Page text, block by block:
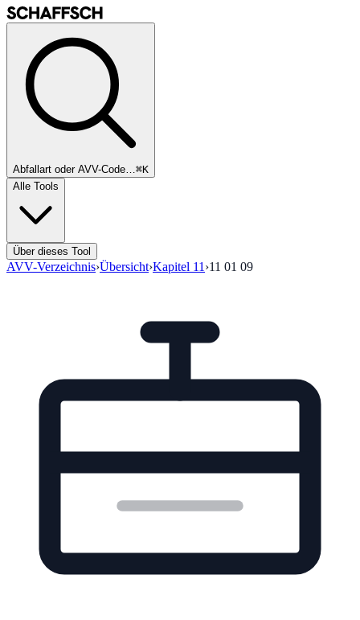
Abfallart oder AVV-Code…⌘K
Alle Tools
Über dieses Tool
AVV-Verzeichnis›Übersicht›Kapitel 11 ›11 01 09